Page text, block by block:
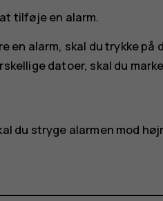
tilføje en alarm.
en alarm, skal du trykke
datoer, skal du
du stryge alarmen mod